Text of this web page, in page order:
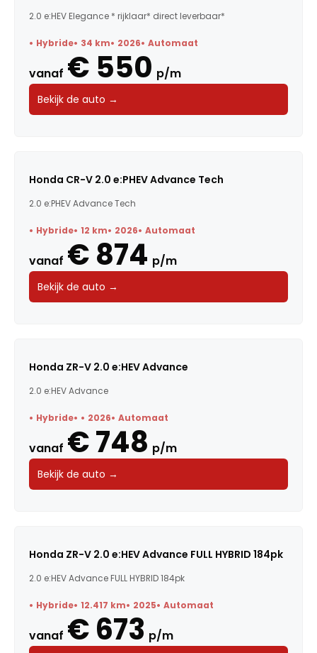
2.0 e:HEV Elegance * rijklaar* direct leverbaar*
Hybride 34 km 2026 Automaat
vanaf € 550 p/m
Bekijk de auto →
Honda CR-V 2.0 e:PHEV Advance Tech
2.0 e:PHEV Advance Tech
Hybride 12 km 2026 Automaat
vanaf € 874 p/m
Bekijk de auto →
Honda ZR-V 2.0 e:HEV Advance
2.0 e:HEV Advance
Hybride 2026 Automaat
vanaf € 748 p/m
Bekijk de auto →
Honda ZR-V 2.0 e:HEV Advance FULL HYBRID 184pk
2.0 e:HEV Advance FULL HYBRID 184pk
Hybride 12.417 km 2025 Automaat
vanaf € 673 p/m